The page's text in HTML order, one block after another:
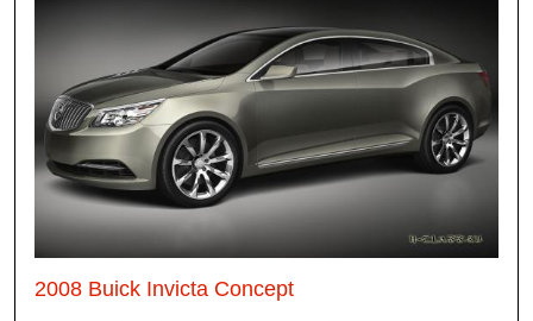
2008 Buick Invicta Concept